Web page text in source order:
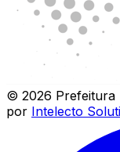
© 2026 Prefeitura
por Intelecto